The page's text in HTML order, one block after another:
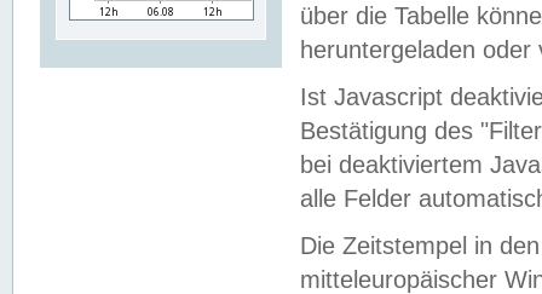
über die Tabelle
heruntergeladen oder
Ist Javascript
Bestätigung des
bei deaktiviertem
alle Felder
Die Zeitstempel in
mitteleuropäischer